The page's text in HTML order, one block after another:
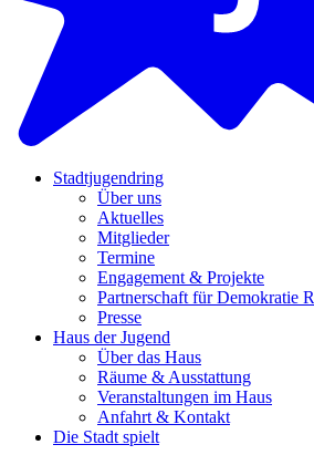
Stadtjugendring
Über uns
Aktuelles
Mitglieder
Termine
Engagement & Projekte
Partnerschaft für Demokratie
Presse
Haus der Jugend
Über das Haus
Räume & Ausstattung
Veranstaltungen im Haus
Anfahrt & Kontakt
Die Stadt spielt